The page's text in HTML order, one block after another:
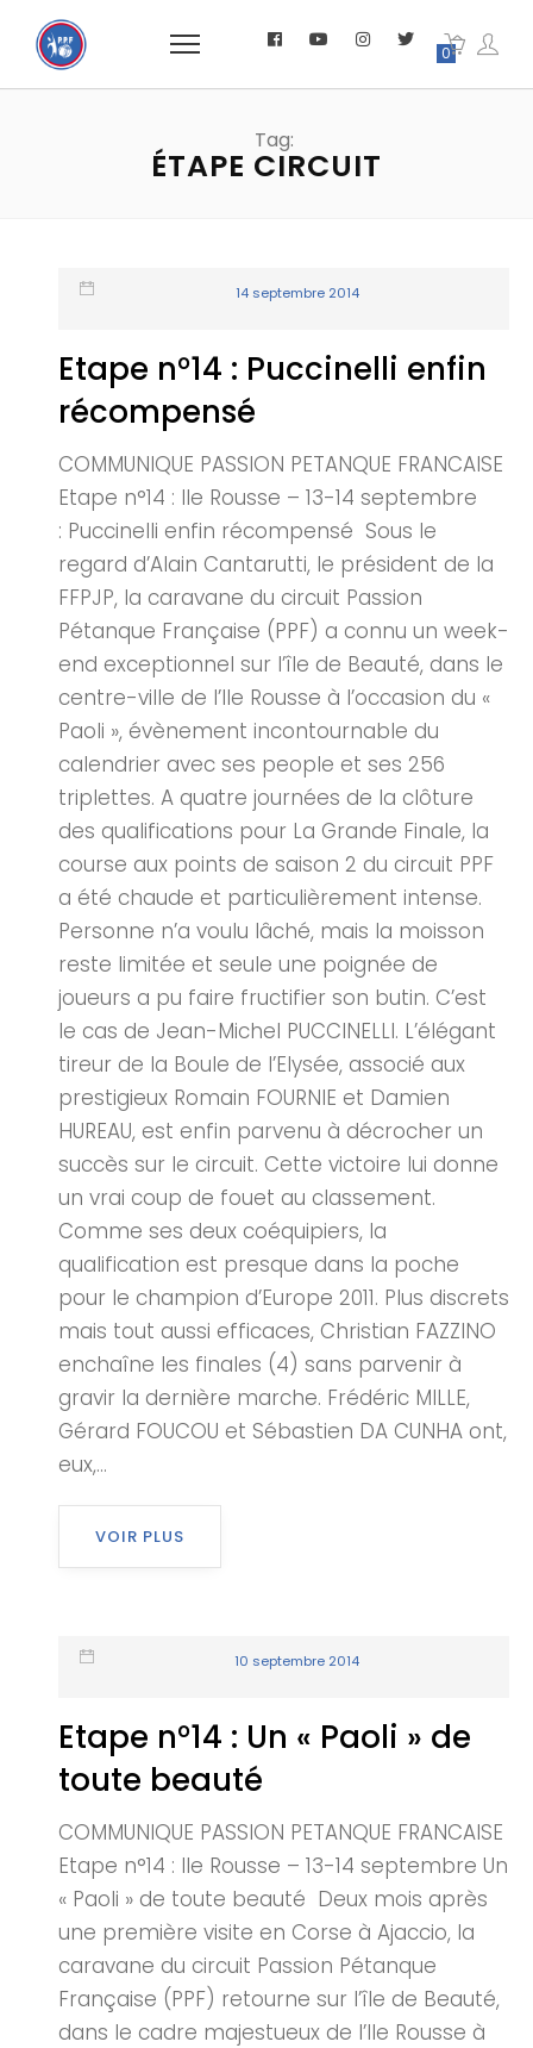
0
Tag:
ÉTAPE CIRCUIT
14 septembre 2014
Etape n°14 : Puccinelli enfin
récompensé
COMMUNIQUE PASSION PETANQUE FRANCAISE
Etape n°14 : Ile Rousse – 13-14 septembre
: Puccinelli enfin récompensé Sous le
regard d’Alain Cantarutti, le président de la
FFPJP, la caravane du circuit Passion
Pétanque Française (PPF) a connu un week-
end exceptionnel sur l’île de Beauté, dans le
centre-ville de l’Ile Rousse à l’occasion du «
Paoli », évènement incontournable du
calendrier avec ses people et ses 256
triplettes. A quatre journées de la clôture
des qualifications pour La Grande Finale, la
course aux points de saison 2 du circuit PPF
a été chaude et particulièrement intense.
Personne n’a voulu lâché, mais la moisson
reste limitée et seule une poignée de
joueurs a pu faire fructifier son butin. C’est
le cas de Jean-Michel PUCCINELLI. L’élégant
tireur de la Boule de l’Elysée, associé aux
prestigieux Romain FOURNIE et Damien
HUREAU, est enfin parvenu à décrocher un
succès sur le circuit. Cette victoire lui donne
un vrai coup de fouet au classement.
Comme ses deux coéquipiers, la
qualification est presque dans la poche
pour le champion d’Europe 2011. Plus discrets
mais tout aussi efficaces, Christian FAZZINO
enchaîne les finales (4) sans parvenir à
gravir la dernière marche. Frédéric MILLE,
Gérard FOUCOU et Sébastien DA CUNHA ont,
eux,...
VOIR PLUS
10 septembre 2014
Etape n°14 : Un « Paoli » de
toute beauté
COMMUNIQUE PASSION PETANQUE FRANCAISE
Etape n°14 : Ile Rousse – 13-14 septembre Un
« Paoli » de toute beauté Deux mois après
une première visite en Corse à Ajaccio, la
caravane du circuit Passion Pétanque
Française (PPF) retourne sur l’île de Beauté,
dans le cadre majestueux de l’Ile Rousse à